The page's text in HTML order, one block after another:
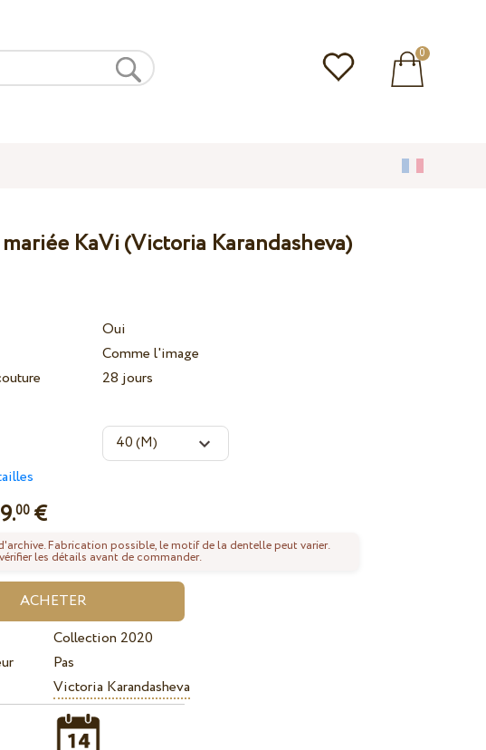
0
mariée KaVi (Victoria Karandasheva)
Oui
Comme l'image
28 jours
00 €
Fabrication possible, le motif de la dentelle peut varier.
les détails avant de commander.
Collection 2020
Pas
Victoria Karandasheva